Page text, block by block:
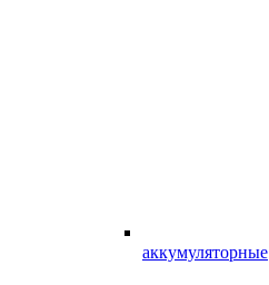
аккумуляторные